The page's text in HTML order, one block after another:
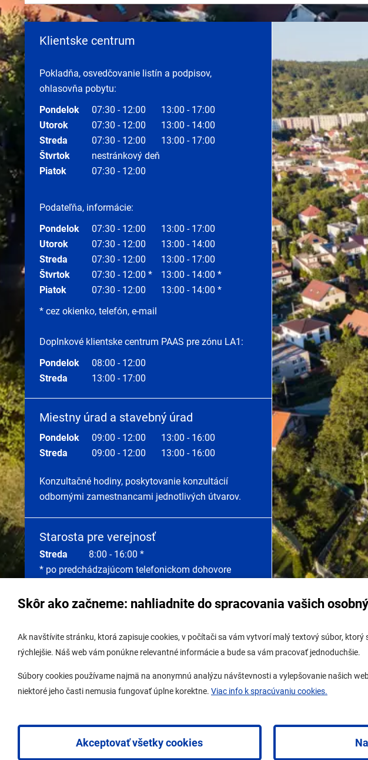
Skôr ako začneme: nahliadnite do spracovania vašich
Ak navštívite stránku, ktorá zapisuje cookies, v počítači sa vám vytvorí malý textový súbor,
rýchlejšie. Náš web vám ponúkne relevantné informácie a bude sa vám pracovať jednoduchšie.
Súbory cookies používame najmä na anonymnú analýzu návštevnosti a vylepšovanie našich
niektoré jeho časti nemusia fungovať úplne korektne. Viac info k spracúvaniu cookies.
Akceptovať všetky cookies
Klientske centrum
Pokladňa, osvedčovanie listín a podpisov,
ohlasovňa pobytu:
Pondelok
07:30 - 12:00
13:00 - 17:00
Utorok
07:30 - 12:00
13:00 - 14:00
Streda
07:30 - 12:00
13:00 - 17:00
Štvrtok
nestránkový deň
Piatok
07:30 - 12:00
Podateľňa, informácie:
Pondelok
07:30 - 12:00
13:00 - 17:00
Utorok
07:30 - 12:00
13:00 - 14:00
Streda
07:30 - 12:00
13:00 - 17:00
Štvrtok
07:30 - 12:00 *
13:00 - 14:00 *
Piatok
07:30 - 12:00
13:00 - 14:00 *
* cez okienko, telefón, e-mail
Doplnkové klientske centrum PAAS pre zónu LA1:
Pondelok
08:00 - 12:00
Streda
13:00 - 17:00
Miestny úrad a stavebný úrad
Pondelok 09:00 - 12:00
13:00 - 16:00
Streda
09:00 - 12:00 13:00 - 16:00
Konzultačné hodiny, poskytovanie konzultácií
odbornými zamestnancami jednotlivých útvarov.
Starosta pre verejnosť
Streda 8:00 - 16:00 *
* po predchádzajúcom telefonickom dohovore
info@lamac.sk
0948337317
Ochrana osobných údajov
Úradná tabuľa - životné prostredie
Digitálne mesto